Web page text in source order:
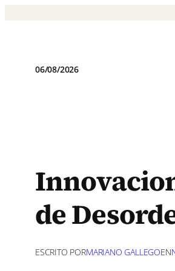
06/08/2026
de
ESCRITO PORMARIANO GALLEGOEN